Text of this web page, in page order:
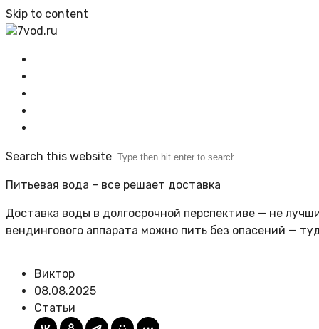
Skip to content
7vod.ru
Search this website
Питьевая вода – все решает доставка
Доставка воды в долгосрочной перспективе — не
вендингового аппарата можно пить без опасений —
Виктор
08.08.2025
Статьи